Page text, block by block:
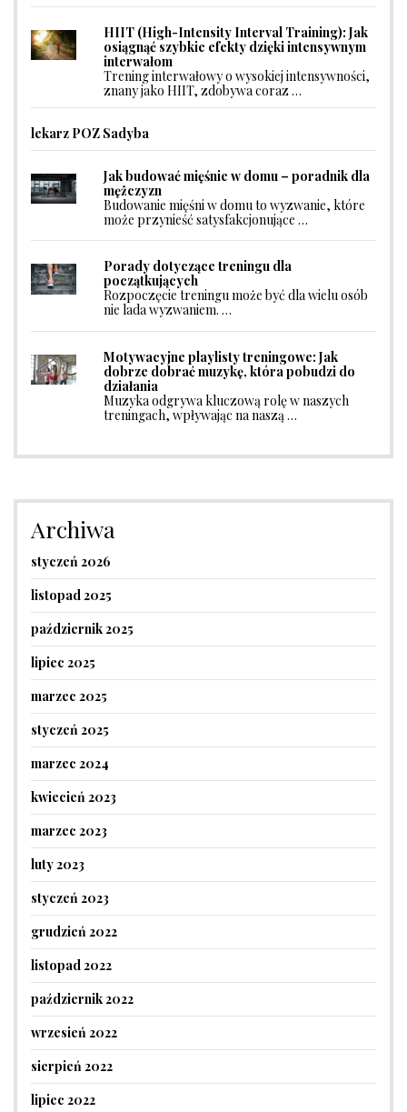
HIIT (High-Intensity Interval Training): Jak
osiągnąć szybkie efekty dzięki intensywnym
interwałom
Trening interwałowy o wysokiej intensywności,
znany jako HIIT, zdobywa coraz …
lekarz POZ Sadyba
Jak budować mięśnie w domu – poradnik dla
mężczyzn
Budowanie mięśni w domu to wyzwanie, które
może przynieść satysfakcjonujące …
Porady dotyczące treningu dla
początkujących
Rozpoczęcie treningu może być dla wielu osób
nie lada wyzwaniem. …
Motywacyjne playlisty treningowe: Jak
dobrze dobrać muzykę, która pobudzi do
działania
Muzyka odgrywa kluczową rolę w naszych
treningach, wpływając na naszą …
Archiwa
styczeń 2026
listopad 2025
październik 2025
lipiec 2025
marzec 2025
styczeń 2025
marzec 2024
kwiecień 2023
marzec 2023
luty 2023
styczeń 2023
grudzień 2022
listopad 2022
październik 2022
wrzesień 2022
sierpień 2022
lipiec 2022